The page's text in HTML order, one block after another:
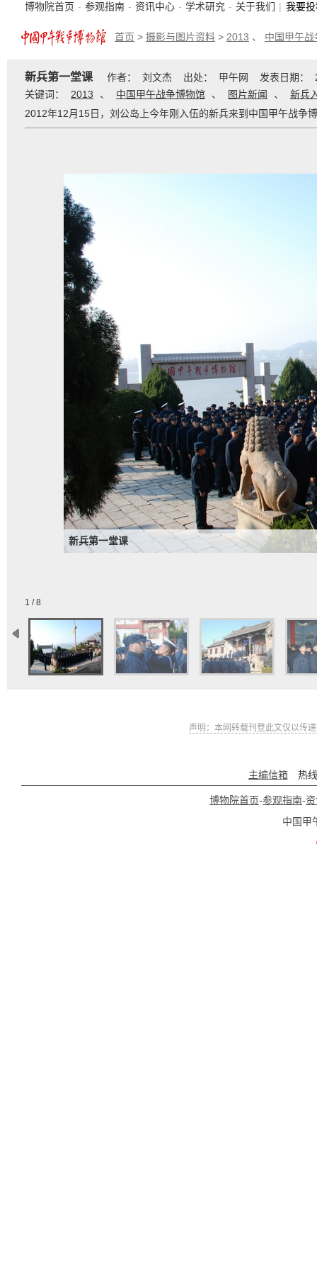
博物院首页 - 参观指南 - 资讯中心 - 学术研究 - 关于我们 | 我要
首页 > 摄影与图片资料 > 2013 、 中国甲午
新兵第一堂课
作者： 刘文杰 出处： 甲午网 发表日期：
关键词：
2013 、 中国甲午战争博物馆 、 图片新闻 、
新兵
2012年12月15日，刘公岛上今年刚入伍的新兵来到中国甲午战争
新兵第一堂课
1 / 8
声明：本网转载刊登此文仅以传
主编信箱热线
博物院首页-参观指南-
中国甲